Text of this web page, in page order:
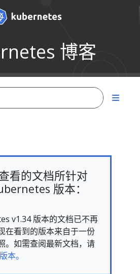
博客
看的文档所针对
版本：
v1.34 版本的文档已不再
在看到的版本来自于一份
。如需查阅最新文档，请
本。